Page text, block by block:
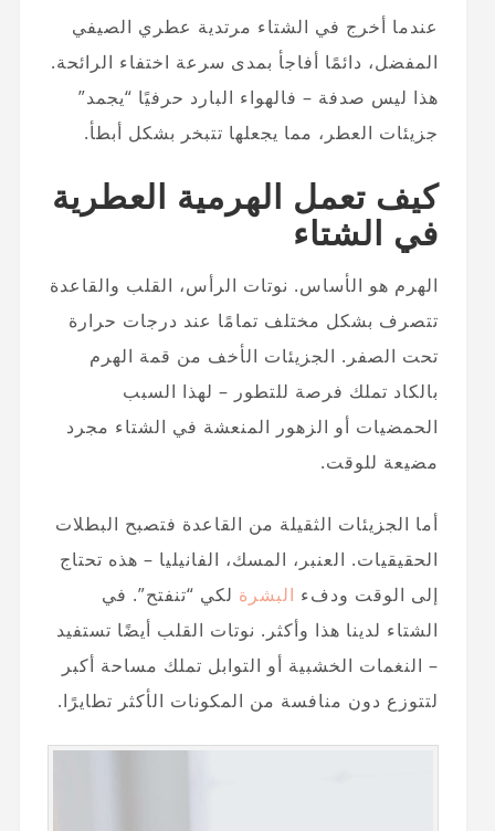
عندما أخرج في الشتاء مرتدية عطري الصيفي
المفضل، دائمًا أفاجأ بمدى سرعة اختفاء الرائحة.
هذا ليس صدفة – فالهواء البارد حرفيًا “يجمد”
جزيئات العطر، مما يجعلها تتبخر بشكل أبطأ.
كيف تعمل الهرمية العطرية
في الشتاء
الهرم هو الأساس. نوتات الرأس، القلب والقاعدة
تتصرف بشكل مختلف تمامًا عند درجات حرارة
تحت الصفر. الجزيئات الأخف من قمة الهرم
بالكاد تملك فرصة للتطور – لهذا السبب
الحمضيات أو الزهور المنعشة في الشتاء مجرد
مضيعة للوقت.
أما الجزيئات الثقيلة من القاعدة فتصبح البطلات
الحقيقيات. العنبر، المسك، الفانيليا – هذه تحتاج
إلى الوقت ودفء البشرة لكي “تنفتح”. في
الشتاء لدينا هذا وأكثر. نوتات القلب أيضًا تستفيد
– النغمات الخشبية أو التوابل تملك مساحة أكبر
لتتوزع دون منافسة من المكونات الأكثر تطايرًا.